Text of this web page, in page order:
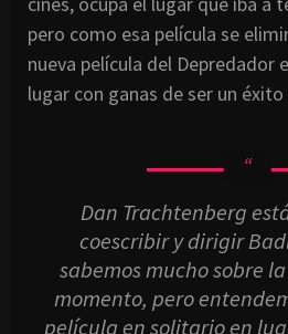
pero como esa película se
nueva película del Depredador
lugar con ganas de ser un
Dan Trachtenberg
coescribir y dirigir
sabemos mucho sobre
momento, pero
película en solitario en